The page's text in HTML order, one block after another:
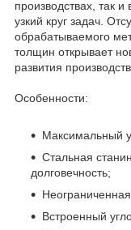
производствах, так
узкий круг задач.
обрабатываемого
толщин открывает
развития
Особенности:
Максимальный
Стальная
долговечность;
Встроенный